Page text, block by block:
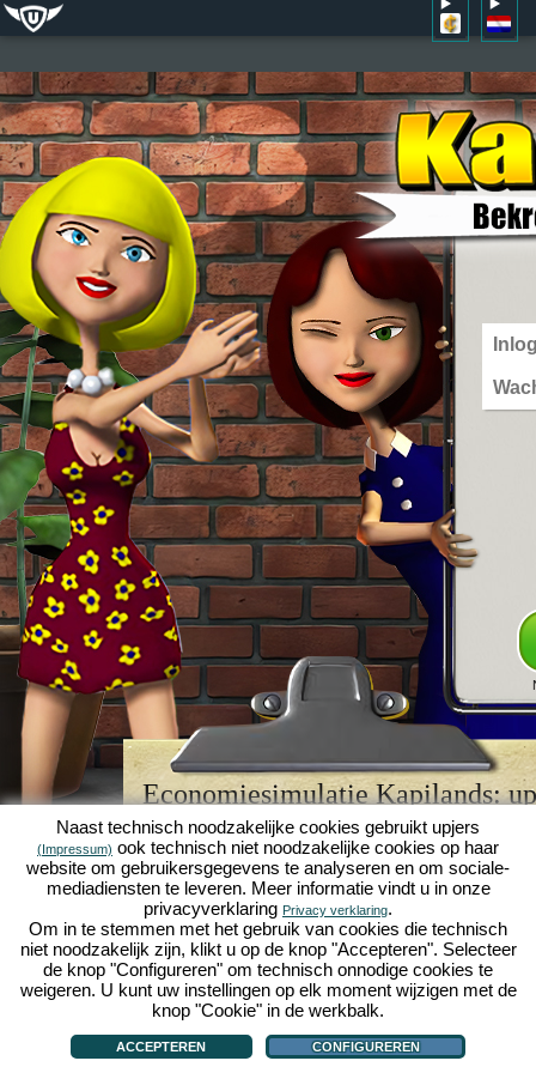
Economiesimulatie Kapilands:
browserspellegende
Kapilands is een van de bestebrowserspellenvan
retrogamevoor fans van economiesimulaties. Het
werd ooit uitgeroepen tot "MMO van het jaar" en is
een genot voor fans van strategische
online
je eigen zakenimperium opbouwen en carrière
economiesimulaties!
Naast technisch noodzakelijke cookies gebruikt upjers
(Impressum) ook technisch niet noodzakelijke cookies op haar
website om gebruikersgegevens te analyseren en om sociale-
mediadiensten te leveren. Meer informatie vindt u in onze
privacyverklaring Privacy verklaring.
Om in te stemmen met het gebruik van cookies die technisch
niet noodzakelijk zijn, klikt u op de knop "Accepteren". Selecteer
de knop "Configureren" om technisch onnodige cookies te
weigeren. U kunt uw instellingen op elk moment wijzigen met de
knop "Cookie" in de werkbalk.
ACCEPTEREN CONFIGUREREN